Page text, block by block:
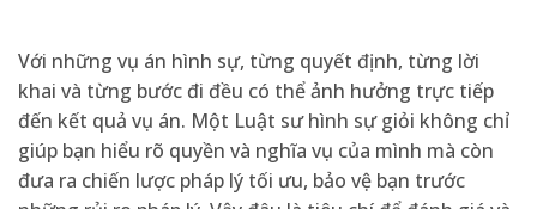
Với những vụ án hình sự, từng quyết định, từng lời
khai và từng bước đi đều có thể ảnh hưởng trực tiếp
đến kết quả vụ án. Một Luật sư hình sự giỏi không chỉ
giúp bạn hiểu rõ quyền và nghĩa vụ của mình mà còn
đưa ra chiến lược pháp lý tối ưu, bảo vệ bạn trước